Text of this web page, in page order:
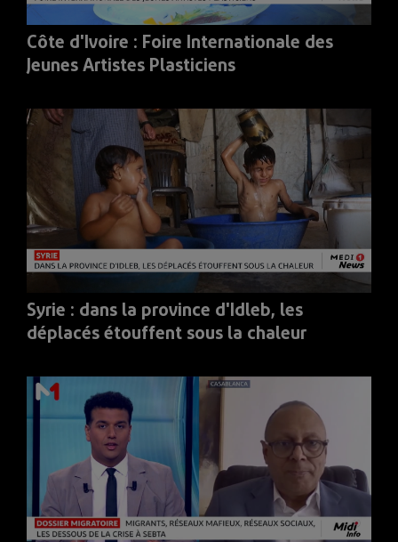
Côte d'Ivoire : Foire Internationale des
Jeunes Artistes Plasticiens
Syrie : dans la province d'Idleb, les
déplacés étouffent sous la chaleur